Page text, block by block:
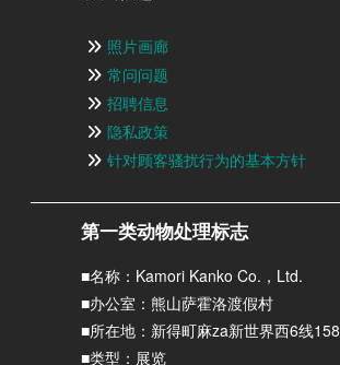
照片画廊
常问问题
招聘信息
隐私政策
针对顾客骚扰行为的基本方针
第一类动物处理标志
■名称：Kamori Kanko Co.，Ltd.
■办公室：熊山萨霍洛渡假村
■所在地：新得町麻za新世界西6线158
■类型：展览